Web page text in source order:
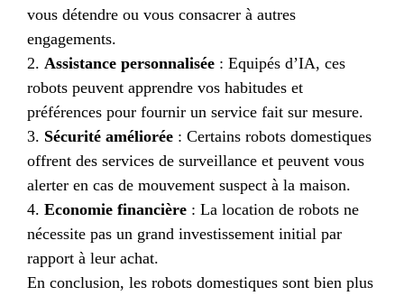
vous détendre ou vous consacrer à autres
engagements.
2. Assistance personnalisée : Equipés d’IA, ces
robots peuvent apprendre vos habitudes et
préférences pour fournir un service fait sur mesure.
3. Sécurité améliorée : Certains robots domestiques
offrent des services de surveillance et peuvent vous
alerter en cas de mouvement suspect à la maison.
4. Economie financière : La location de robots ne
nécessite pas un grand investissement initial par
rapport à leur achat.
En conclusion, les robots domestiques sont bien plus